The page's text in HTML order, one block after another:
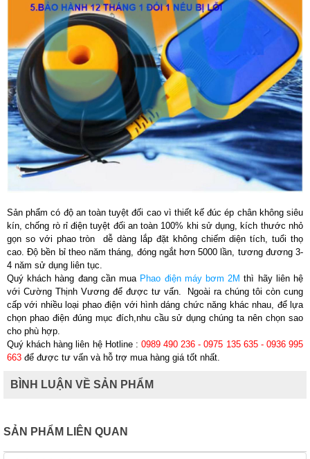
Sản phẩm có độ an toàn tuyệt đối cao vì thiết kế đúc ép chân không siêu
kín, chống rò rỉ điện tuyệt đối an toàn 100% khi sử dụng, kích thước nhỏ
gọn so với phao tròn dễ dàng lắp đặt không chiếm diện tích, tuổi thọ
cao. Độ bền bỉ theo năm tháng, đóng ngắt hơn 5000 lần, tương đương 3-
4 năm sử dụng liên tục.
Quý khách hàng đang cần mua Phao điện máy bơm 2M thì hãy liên hệ
với Cường Thịnh Vươngđể được tư vấn. Ngoài ra chúng tôi còn cung
cấp với nhiều loại phao điện với hình dáng chức năng khác nhau, để lựa
chọn phao điện đúng mục đích,nhu cầu sử dụng chúng ta nên chọn sao
cho phù hợp.
Quý khách hàng liên hệ Hotline : 0989 490 236 - 0975 135 635 - 0936 995
663 để được tư vấn và hỗ trợ mua hàng giá tốt nhất.
BÌNH LUẬN VỀ SẢN PHẨM
SẢN PHẨM LIÊN QUAN